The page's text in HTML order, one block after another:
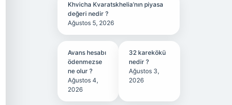
Khvicha Kvaratskhelia’nın piyasa
değeri nedir ?
Ağustos 5, 2026
Avans hesabı
ödenmezse
ne olur ?
Ağustos 4,
2026
32 karekökü
nedir ?
Ağustos 3,
2026